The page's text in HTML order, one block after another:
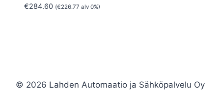
€284.60 (€226.77 alv 0%)
© 2026 Lahden Automaatio ja Sähköpalvelu Oy